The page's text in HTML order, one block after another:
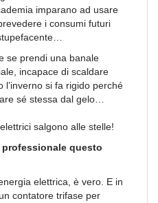
imparano ad usare
i consumi futuri
se prendi una banale
incapace di scaldare
si fa rigido perché
sé stessa dal gelo…
salgono alle stelle!
professionale questo
elettrica, è vero. E in
contatore trifase per